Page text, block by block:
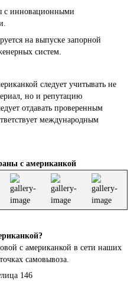
с инновационными
на выпуске запорной
систем.
следует учитывать не
но и репутацию
отдавать проверенным
международным
с американкой
с американкой в сети наших
самовывоза.
146